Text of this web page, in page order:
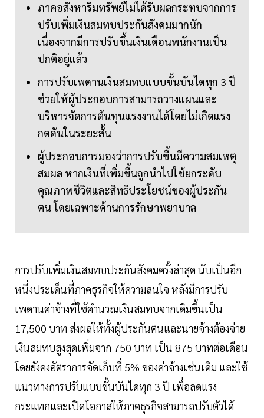
ภาคอสังหาริมทรัพย์ไม่ได้รับผลกระทบจากการ
ปรับเพิ่มเงินสมทบประกันสังคมมากนัก
เนื่องจากมีการปรับขึ้นเงินเดือนพนักงานเป็น
ปกติอยู่แล้ว
การปรับเพดานเงินสมทบแบบขั้นบันไดทุก 3 ปี
ช่วยให้ผู้ประกอบการสามารถวางแผนและ
บริหารจัดการต้นทุนแรงงานได้โดยไม่เกิดแรง
กดดันในระยะสั้น
ผู้ประกอบการมองว่าการปรับขึ้นมีความสมเหตุ
สมผล หากเงินที่เพิ่มขึ้นถูกนำไปใช้ยกระดับ
คุณภาพชีวิตและสิทธิประโยชน์ของผู้ประกัน
ตน โดยเฉพาะด้านการรักษาพยาบาล
การปรับเพิ่มเงินสมทบประกันสังคมครั้งล่าสุด นับเป็นอีก
หนึ่งประเด็นที่ภาคธุรกิจให้ความสนใจ หลังมีการปรับ
เพดานค่าจ้างที่ใช้คำนวณเงินสมทบจากเดิมขึ้นเป็น
17,500 บาท ส่งผลให้ทั้งผู้ประกันตนและนายจ้างต้องจ่าย
เงินสมทบสูงสุดเพิ่มจาก 750 บาท เป็น 875 บาทต่อเดือน
โดยยังคงอัตราการจัดเก็บที่ 5% ของค่าจ้างเช่นเดิม และใช้
แนวทางการปรับแบบขั้นบันไดทุก 3 ปี เพื่อลดแรง
กระแทกและเปิดโอกาสให้ภาคธุรกิจสามารถปรับตัวได้